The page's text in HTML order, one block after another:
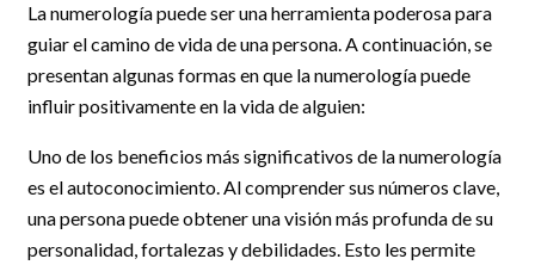
La numerología puede ser una herramienta poderosa para
guiar el camino de vida de una persona. A continuación, se
presentan algunas formas en que la numerología puede
influir positivamente en la vida de alguien:
Uno de los beneficios más significativos de la numerología
es el autoconocimiento. Al comprender sus números clave,
una persona puede obtener una visión más profunda de su
personalidad, fortalezas y debilidades. Esto les permite